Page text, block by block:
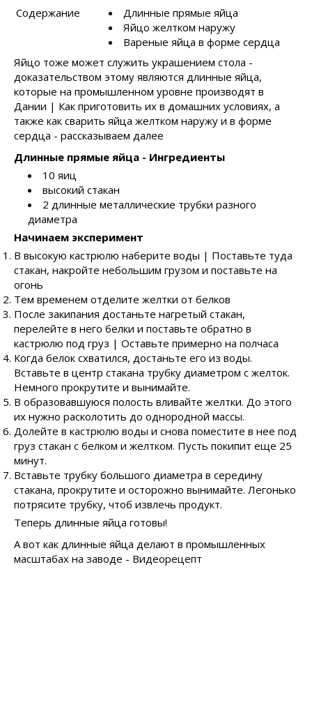
Содержание
Длинные прямые яйца
Яйцо желтком наружу
Вареные яйца в форме сердца
Яйцо тоже может служить украшением стола -
доказательством этому являются длинные яйца,
которые на промышленном уровне производят в
Дании | Как приготовить их в домашних условиях, а
также как сварить яйца желтком наружу и в форме
сердца - рассказываем далее
Длинные прямые яйца - Ингредиенты
10 яиц
высокий стакан
2 длинные металлические трубки разного
диаметра
Начинаем эксперимент
В высокую кастрюлю наберите воды | Поставьте туда
стакан, накройте небольшим грузом и поставьте на
огонь
Тем временем отделите желтки от белков
После закипания достаньте нагретый стакан,
перелейте в него белки и поставьте обратно в
кастрюлю под груз | Оставьте примерно на полчаса
Когда белок схватился, достаньте его из воды.
Вставьте в центр стакана трубку диаметром с желток.
Немного прокрутите и вынимайте.
В образовавшуюся полость вливайте желтки. До этого
их нужно расколотить до однородной массы.
Долейте в кастрюлю воды и снова поместите в нее под
груз стакан с белком и желтком. Пусть покипит еще 25
минут.
Вставьте трубку большого диаметра в середину
стакана, прокрутите и осторожно вынимайте. Легонько
потрясите трубку, чтоб извлечь продукт.
Теперь длинные яйца готовы!
А вот как длинные яйца делают в промышленных
масштабах на заводе - Видеорецепт